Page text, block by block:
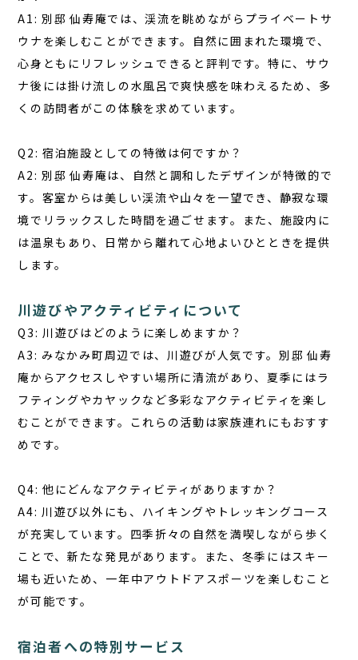
A1: 別邸 仙寿庵では、渓流を眺めながらプライベートサ
ウナを楽しむことができます。自然に囲まれた環境で、
心身ともにリフレッシュできると評判です。特に、サウ
ナ後には掛け流しの水風呂で爽快感を味わえるため、多
くの訪問者がこの体験を求めています。
Q2: 宿泊施設としての特徴は何ですか？
A2: 別邸 仙寿庵は、自然と調和したデザインが特徴的で
す。客室からは美しい渓流や山々を一望でき、静寂な環
境でリラックスした時間を過ごせます。また、施設内に
は温泉もあり、日常から離れて心地よいひとときを提供
します。
川遊びやアクティビティについて
Q3: 川遊びはどのように楽しめますか？
A3: みなかみ町周辺では、川遊びが人気です。別邸 仙寿
庵からアクセスしやすい場所に清流があり、夏季にはラ
フティングやカヤックなど多彩なアクティビティを楽し
むことができます。これらの活動は家族連れにもおすす
めです。
Q4: 他にどんなアクティビティがありますか？
A4: 川遊び以外にも、ハイキングやトレッキングコース
が充実しています。四季折々の自然を満喫しながら歩く
ことで、新たな発見があります。また、冬季にはスキー
場も近いため、一年中アウトドアスポーツを楽しむこと
が可能です。
宿泊者への特別サービス